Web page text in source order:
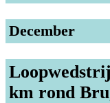
December
km rond